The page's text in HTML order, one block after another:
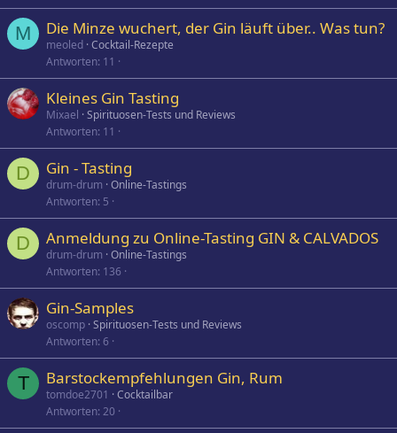
M Die Minze wuchert, der Gin läuft über.. Was tun?
meoled Cocktail-Rezepte
Antworten 11
Kleines Gin Tasting
Mixael Spirituosen-Tests und Reviews
Antworten 11
D Gin - Tasting
drum-drum Online-Tastings
Antworten 5
D Anmeldung zu Online-Tasting GIN & CALVADOS
drum-drum Online-Tastings
Antworten 136
Gin-Samples
oscomp Spirituosen-Tests und Reviews
Antworten 6
T Barstockempfehlungen Gin, Rum
tomdoe2701
Cocktailbar
Antworten 20